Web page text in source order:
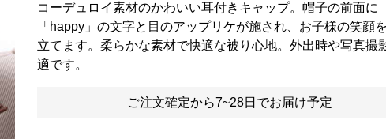
コーデュロイ素材のかわいい耳付きキャップ。帽子の前面に
「happy」の文字と目のアップリケが施され、お子様の笑顔
立てます。柔らかな素材で快適な被り心地。外出時や写真撮
適です。
ご注文確定から7~28日でお届け予定